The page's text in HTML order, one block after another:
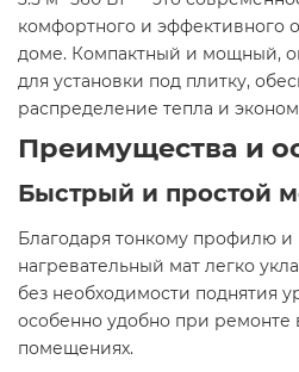
комфортного и эффективного
доме. Компактный и мощный,
для установки под плитку,
распределение тепла и
Преимущества и
Быстрый и простой
Благодаря тонкому профилю и
нагревательный мат легко
без необходимости поднятия
особенно удобно при ремонте
помещениях.​